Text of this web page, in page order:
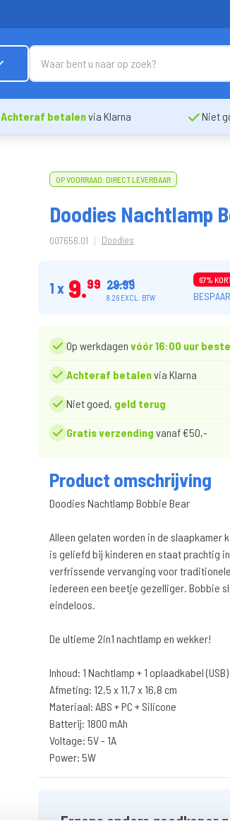
Achteraf betalenvia Klarna Niet
OP VOORRAAD: DIRECT LEVERBAAR
Doodies Nachtlamp
007656.01 | Doodies
1 x 9 99 29.99
8.26 EXCL. BTW
67%
Op werkdagen vóór 16:00 uur
Achteraf betalenvia Klarna
Niet goed, geld terug
Gratis verzending vanaf €50,-
Product omschrijving
Doodies Nachtlamp Bobbie Bear
Alleen gelaten worden in de slaapkamer
is geliefd bij kinderen en staat prachtig
verfrissende vervanging voor
iedereen een beetje gezelliger. Bobbie
eindeloos.
De ultieme 2in1 nachtlamp en wekker!
Inhoud: 1 Nachtlamp + 1 oplaadkabel (USB)
Afmeting: 12,5 x 11,7 x 16,8 cm
Materiaal: ABS + PC + Silicone
Batterij: 1800 mAh
Voltage: 5V - 1A
Power: 5W
Ergens anders goedkoper